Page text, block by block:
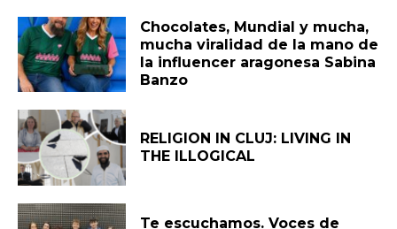
Chocolates, Mundial y mucha,
mucha viralidad de la mano de
la influencer aragonesa Sabina
Banzo
RELIGION IN CLUJ: LIVING IN
THE ILLOGICAL
Te escuchamos. Voces de